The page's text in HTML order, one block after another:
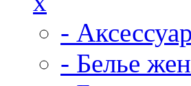
-
- Белье